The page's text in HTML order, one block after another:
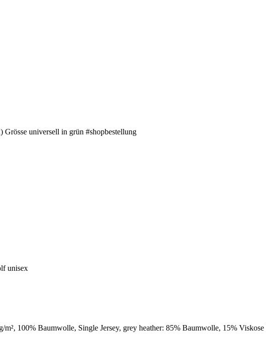
Grösse universell in grün #shopbestellung
unisex
m², 100% Baumwolle, Single Jersey, grey heather: 85% Baumwolle, 15%